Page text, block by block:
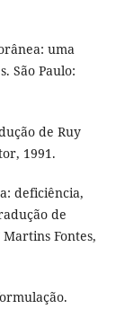
uma
São Paulo:
de Ruy
1991.
deficiência,
de
Fontes,